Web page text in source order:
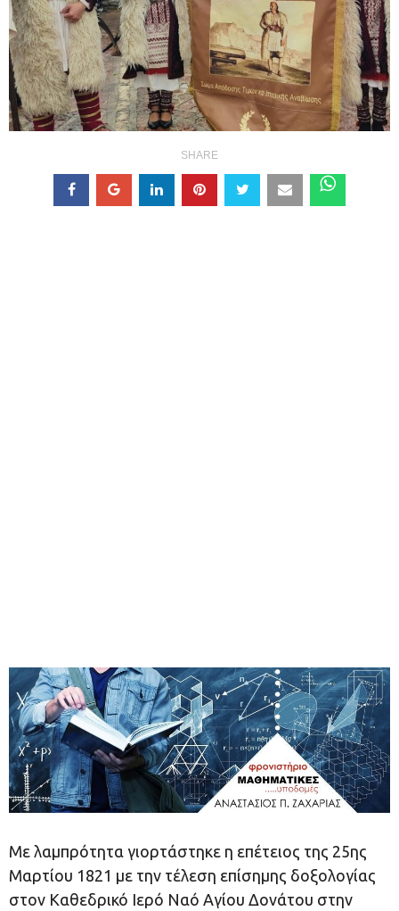
SHARE
Mε λαμπρότητα γιορτάστηκε η επέτειος της 25ης
Μαρτίου 1821 με την τέλεση επίσημης δοξολογίας
στον Καθεδρικό Ιερό Ναό Αγίου Δονάτου στην